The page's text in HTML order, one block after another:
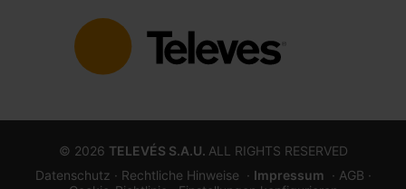
© 2026 TELEVÉS S.A.U. ALL RIGHTS RESERVED
Datenschutz · Rechtliche Hinweise · Impressum · AGB ·